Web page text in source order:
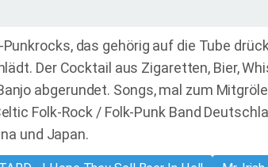
das gehörig auf die Tube
Der Cocktail aus Zigaretten, Bier,
abgerundet. Songs, mal zum
Folk-Rock / Folk-Punk Band
und Japan.